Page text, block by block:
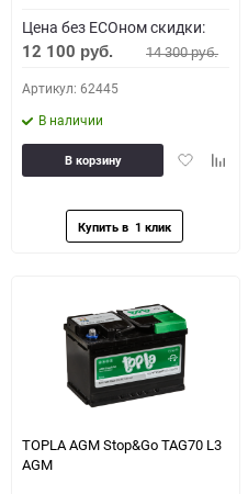
Цена без ECOном скидки:
12 100 руб. 14 300руб.
Артикул: 62445
В наличии
Добавить
В корзину
TOPLA AGM Stop&Go TAG70 L3
AGM